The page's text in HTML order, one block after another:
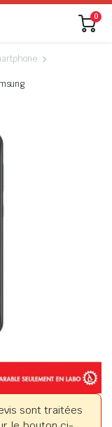
0
sont traitées